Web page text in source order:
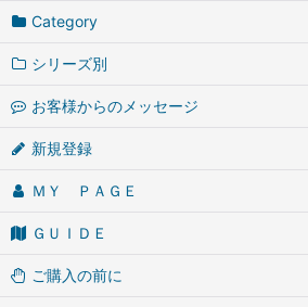
Category
シリーズ別
お客様からのメッセージ
新規登録
ＭＹ ＰＡＧＥ
ＧＵＩＤＥ
ご購入の前に